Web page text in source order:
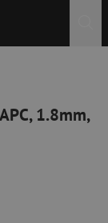
1.8mm,